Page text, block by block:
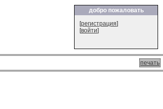
добро пожаловать
[регистрация]
[войти]
печать